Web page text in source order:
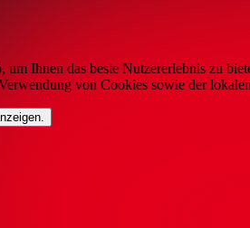
Ihnen das beste Nutzererlebnis zu
von Cookies sowie der